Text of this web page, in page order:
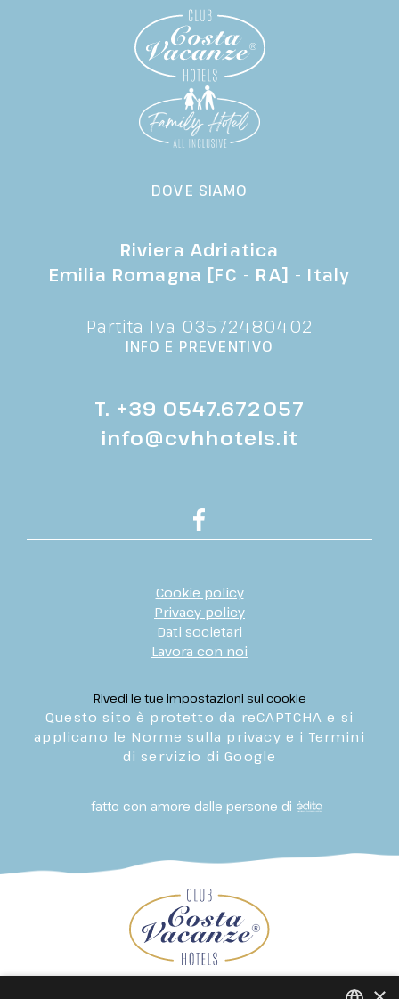
DOVE SIAMO
Riviera Adriatica
Emilia Romagna [FC - RA] - Italy
Partita Iva 03572480402
INFO E PREVENTIVO
T. +39 0547.672057
info@cvhhotels.it
Cookie policy
Privacy policy
Dati societari
Lavora con noi
Rivedi le tue impostazioni sui cookie
Questo sito è protetto da reCAPTCHA e si
applicano le Norme sulla privacy e i Termini
di servizio di Google
fatto con amore dalle persone di